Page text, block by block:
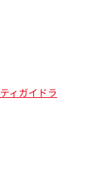
ィガイドラ